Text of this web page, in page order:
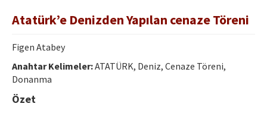
Dergi Kurulları
Yayın İlkeleri
Etik İlkeler
Yazar Rehberi
Atatürk’e Denizden Yapılan cenaze Töreni
Figen Atabey
Anahtar Kelimeler:ATATÜRK, Deniz, Cenaze Töreni,
Donanma
Özet